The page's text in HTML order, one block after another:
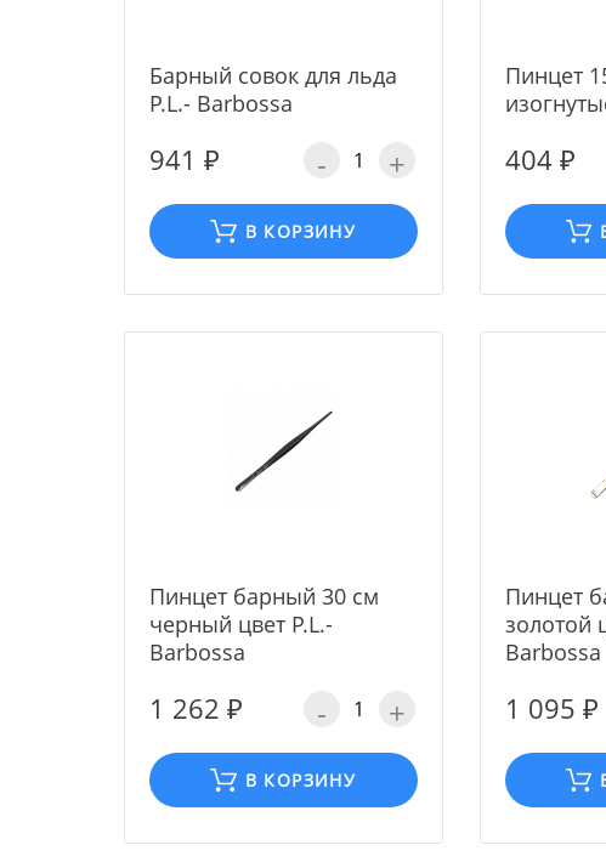
Барный совок для льда
P.L.- Barbossa
941 ₽ - +
В КОРЗИНУ
Пинцет
404 ₽
Пинцет барный 30 см
черный цвет P.L.-
Barbossa
1 262 ₽ - +
В КОРЗИНУ
Пинцет
золотой
Barbossa
1 095 ₽